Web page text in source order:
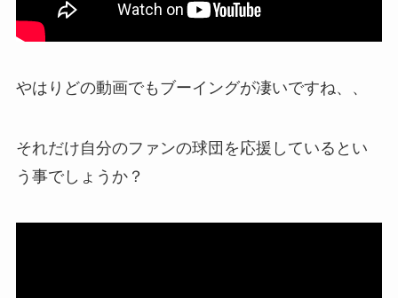
やはりどの動画でもブーイングが凄いですね、、
それだけ自分のファンの球団を応援しているとい
う事でしょうか？